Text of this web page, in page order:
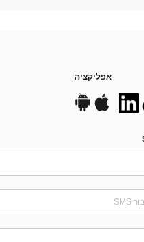
אפליקציה